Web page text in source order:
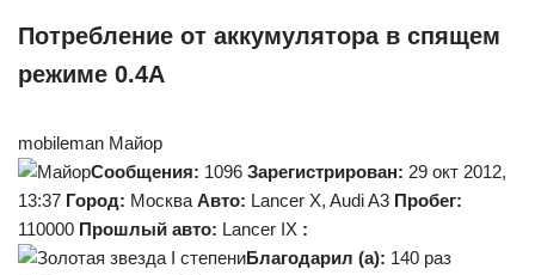
Потребление от аккумулятора в спящем
режиме 0.4А
mobileman Майор
Сообщения: 1096 Зарегистрирован: 29 окт 2012,
13:37 Город: Москва Авто: Lancer X, Audi A3 Пробег:
110000 Прошлый авто: Lancer IX :
Благодарил (а): 140 раз